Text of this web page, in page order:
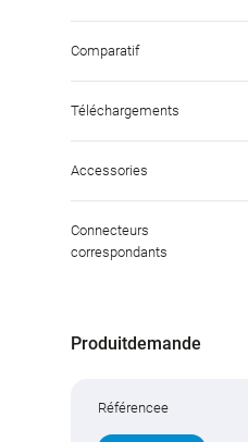
Comparatif
Téléchargements
Accessories
Connecteurs
correspondants
Produitdemande
Référencee